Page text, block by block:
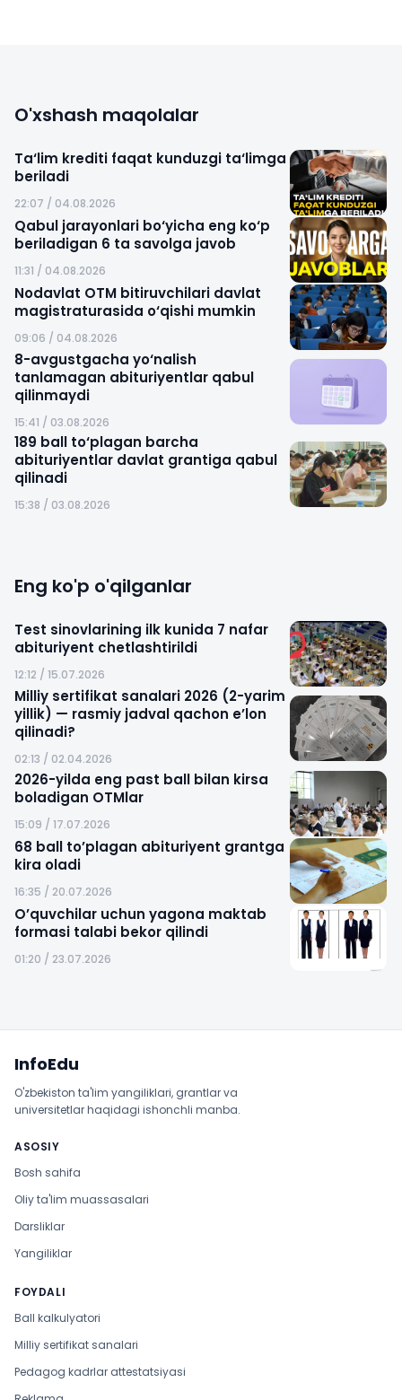
O'xshash maqolalar
Ta‘lim krediti faqat kunduzgi ta‘limga
beriladi
22:07 / 04.08.2026
Qabul jarayonlari bo‘yicha eng ko‘p
beriladigan 6 ta savolga javob
11:31 / 04.08.2026
Nodavlat OTM bitiruvchilari davlat
magistraturasida o‘qishi mumkin
09:06 / 04.08.2026
8-avgustgacha yo‘nalish
tanlamagan abituriyentlar qabul
qilinmaydi
15:41 / 03.08.2026
189 ball to‘plagan barcha
abituriyentlar davlat grantiga qabul
qilinadi
15:38 / 03.08.2026
Eng ko'p o'qilganlar
Test sinovlarining ilk kunida 7 nafar
abituriyent chetlashtirildi
12:12 / 15.07.2026
Milliy sertifikat sanalari 2026 (2-yarim
yillik) — rasmiy jadval qachon e’lon
qilinadi?
02:13 / 02.04.2026
2026-yilda eng past ball bilan kirsa
boladigan OTMlar
15:09 / 17.07.2026
68 ball to’plagan abituriyent grantga
kira oladi
16:35 / 20.07.2026
O’quvchilar uchun yagona maktab
formasi talabi bekor qilindi
01:20 / 23.07.2026
InfoEdu
O'zbekiston ta'lim yangiliklari, grantlar va
universitetlar haqidagi ishonchli manba.
ASOSIY
Bosh sahifa
Oliy ta'lim muassasalari
Darsliklar
Yangiliklar
FOYDALI
Ball kalkulyatori
Milliy sertifikat sanalari
Pedagog kadrlar attestatsiyasi